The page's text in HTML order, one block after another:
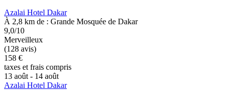
Azalai Hotel Dakar
À 2,8 km de : Grande Mosquée de Dakar
9,0/10
Merveilleux
(128 avis)
158 €
taxes et frais compris
13 août - 14 août
Azalai Hotel Dakar